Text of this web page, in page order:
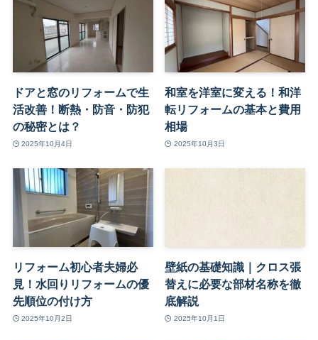
ドアと窓のリフォームで生
活改善！断熱・防音・防犯
の秘密とは？
2025年10月4日
和室を洋室に変える！和洋
転リフォームの基本と費用
相場
2025年10月3日
リフォーム初心者夫婦必
見！水回りリフォームの優
先順位の付け方
2025年10月2日
壁紙の基礎知識｜クロス張
替えに必要な部材名称を徹
底解説
2025年10月1日